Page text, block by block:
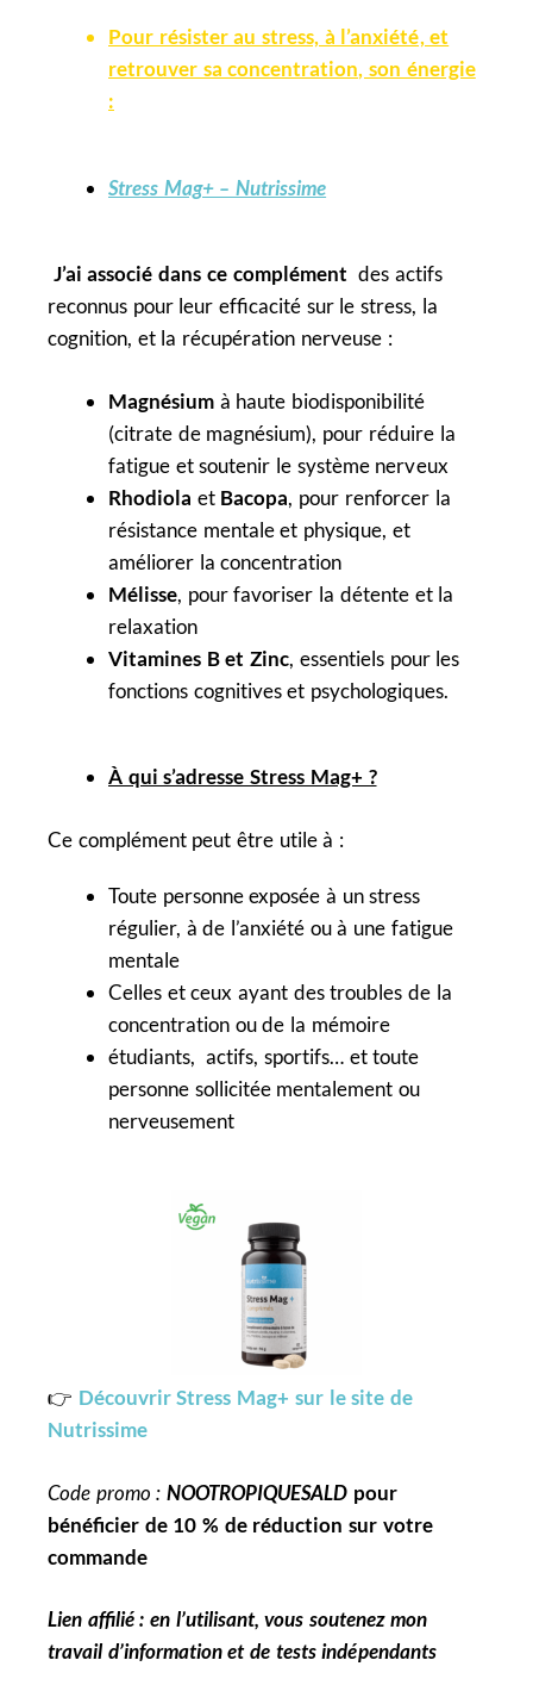
Pour résister au stress, à l’anxiété, et
retrouver sa concentration, son énergie
:
Stress Mag+ – Nutrissime
J’ai associé dans ce complément des actifs
reconnus pour leur efficacité sur le stress, la
cognition, et la récupération nerveuse :
Magnésium à haute biodisponibilité
(citrate de magnésium), pour réduire la
fatigue et soutenir le système nerveux
Rhodiola et Bacopa, pour renforcer la
résistance mentale et physique, et
améliorer la concentration
Mélisse, pour favoriser la détente et la
relaxation
Vitamines B et Zinc, essentiels pour les
fonctions cognitives et psychologiques.
À qui s’adresse Stress Mag+ ?
Ce complément peut être utile à :
Toute personne exposée à un stress
régulier, à de l’anxiété ou à une fatigue
mentale
Celles et ceux ayant des troubles de la
concentration ou de la mémoire
étudiants, actifs, sportifs… et toute
personne sollicitée mentalement ou
nerveusement
👉 Découvrir Stress Mag+ sur le site de
Nutrissime
Code promo :NOOTROPIQUESALD pour
bénéficier de 10 % de réduction sur votre
commande
Lien affilié : en l’utilisant, vous soutenez mon
travail d’information et de tests indépendants